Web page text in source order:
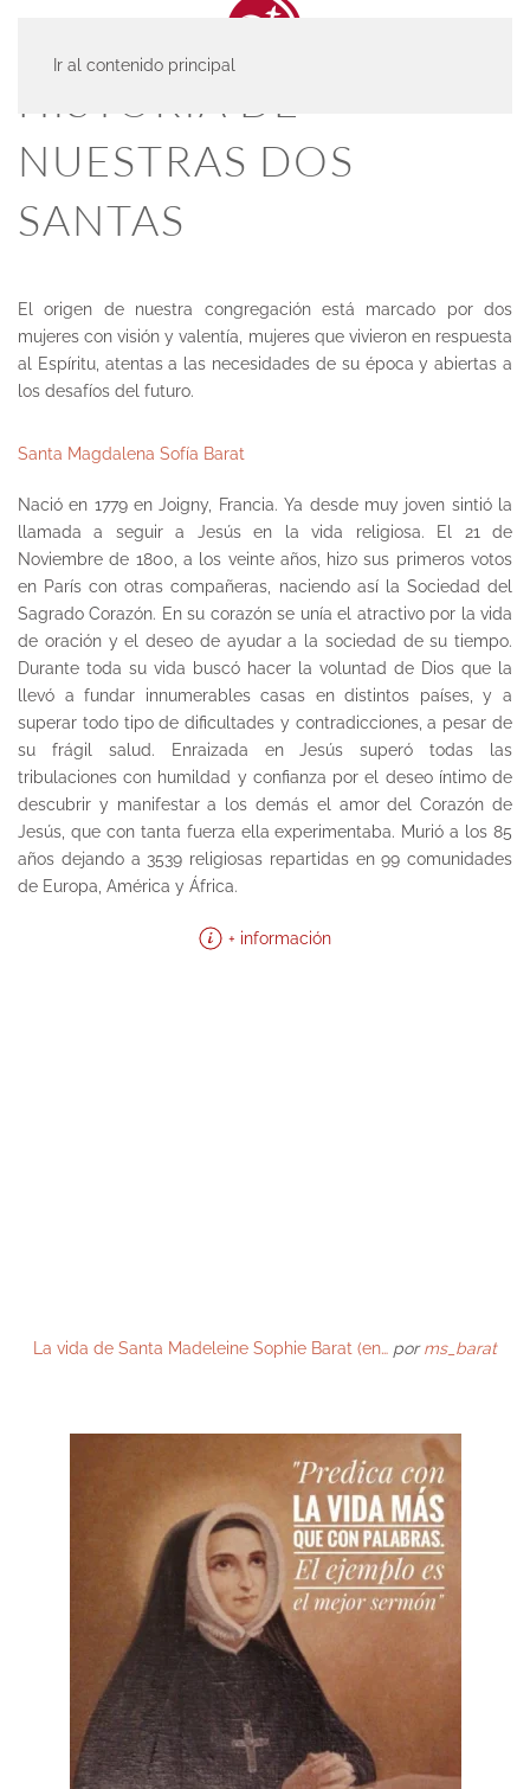
Ir al contenido principal
HISTORIA DE
NUESTRAS DOS
SANTAS
El origen de nuestra congregación está marcado por dos
mujeres con visión y valentía, mujeres que vivieron en respuesta
al Espíritu, atentas a las necesidades de su época y abiertas a
los desafíos del futuro.
Santa Magdalena Sofía Barat
Nació en 1779 en Joigny, Francia. Ya desde muy joven sintió la
llamada a seguir a Jesús en la vida religiosa. El 21 de
Noviembre de 1800, a los veinte años, hizo sus primeros votos
en París con otras compañeras, naciendo así la Sociedad del
Sagrado Corazón. En su corazón se unía el atractivo por la vida
de oración y el deseo de ayudar a la sociedad de su tiempo.
Durante toda su vida buscó hacer la voluntad de Dios que la
llevó a fundar innumerables casas en distintos países, y a
superar todo tipo de dificultades y contradicciones, a pesar de
su frágil salud. Enraizada en Jesús superó todas las
tribulaciones con humildad y confianza por el deseo íntimo de
descubrir y manifestar a los demás el amor del Corazón de
Jesús, que con tanta fuerza ella experimentaba. Murió a los 85
años dejando a 3539 religiosas repartidas en 99 comunidades
de Europa, América y África.
+ información
La vida de Santa Madeleine Sophie Barat (en… porms_barat